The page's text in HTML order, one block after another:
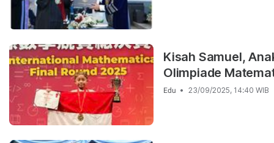
Kisah Samuel,
Olimpiade
Edu 23/09/2025, 14:40 WIB